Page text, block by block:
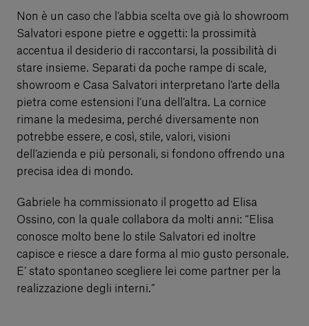
Non è un caso che l’abbia scelta ove già lo showroom
Salvatori espone pietre e oggetti: la prossimità
accentua il desiderio di raccontarsi, la possibilità di
stare insieme. Separati da poche rampe di scale,
showroom e Casa Salvatori interpretano l’arte della
pietra come estensioni l’una dell’altra. La cornice
rimane la medesima, perché diversamente non
potrebbe essere, e così, stile, valori, visioni
dell’azienda e più personali, si fondono offrendo una
precisa idea di mondo.
Gabriele ha commissionato il progetto ad Elisa
Ossino, con la quale collabora da molti anni: “Elisa
conosce molto bene lo stile Salvatori ed inoltre
capisce e riesce a dare forma al mio gusto personale.
E’ stato spontaneo scegliere lei come partner per la
realizzazione degli interni.”